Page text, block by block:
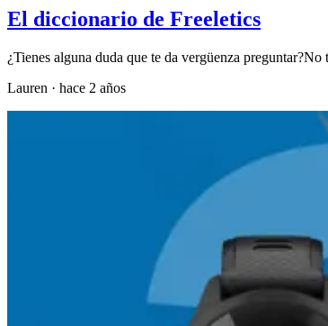
El diccionario de Freeletics
¿Tienes alguna duda que te da vergüenza
Lauren · hace 2 años